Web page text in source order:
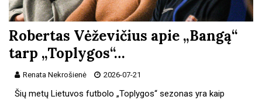
Robertas Vėževičius apie „Bangą“
tarp „Toplygos“…
Renata Nekrošienė 2026-07-21
Šių metų Lietuvos futbolo „Toplygos“ sezonas yra kaip